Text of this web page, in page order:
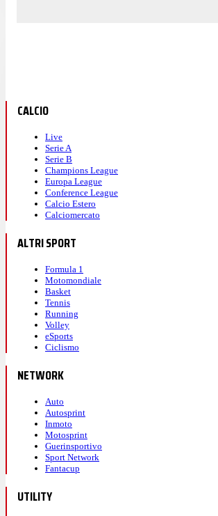
CALCIO
Live
Serie A
Serie B
Champions League
Europa League
Conference League
Calcio Estero
Calciomercato
ALTRI SPORT
Formula 1
Motomondiale
Basket
Tennis
Running
Volley
eSports
Ciclismo
NETWORK
Auto
Autosprint
Inmoto
Motosprint
Guerinsportivo
Sport Network
Fantacup
UTILITY